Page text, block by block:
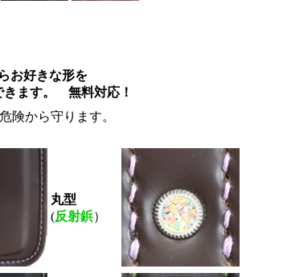
お好きな形を
ます。
無料対応！
険から守ります。
丸型
(反射鋲）